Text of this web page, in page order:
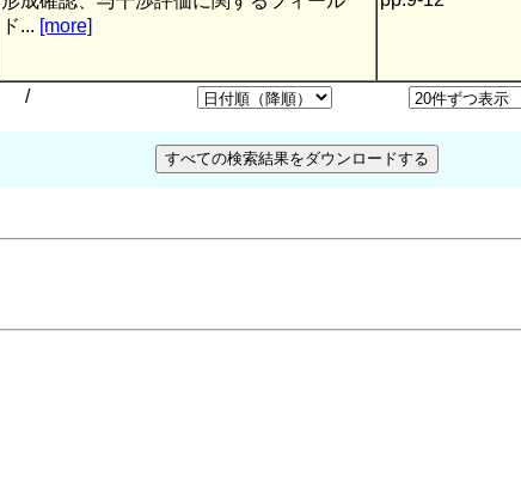
ド... [more]
/